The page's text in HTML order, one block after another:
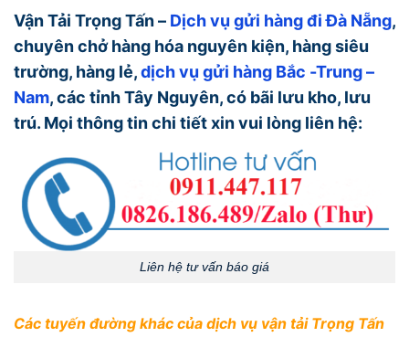
Vận Tải Trọng Tấn – Dịch vụ gửi hàng đi Đà Nẵng,
chuyên chở hàng hóa nguyên kiện, hàng siêu
trường, hàng lẻ,dịch vụ gửi hàng Bắc -Trung –
Nam, các tỉnh Tây Nguyên, có bãi lưu kho, lưu
trú. Mọi thông tin chi tiết xin vui lòng liên hệ:
Liên hệ tư vấn báo giá
Các tuyến đường khác của dịch vụ vận tải Trọng Tấn